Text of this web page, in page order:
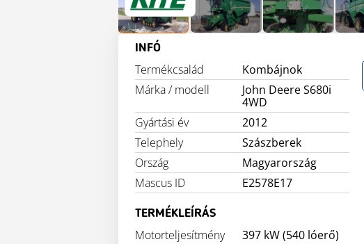
INFÓ
Termékcsalád
Kombájnok
Márka / modell
John Deere S680i
4WD
Gyártási év
2012
Telephely
Szászberek
Ország
Magyarország
Mascus ID
E2578E17
TERMÉKLEÍRÁS
Motorteljesítmény
397 kW (540 lóerő)